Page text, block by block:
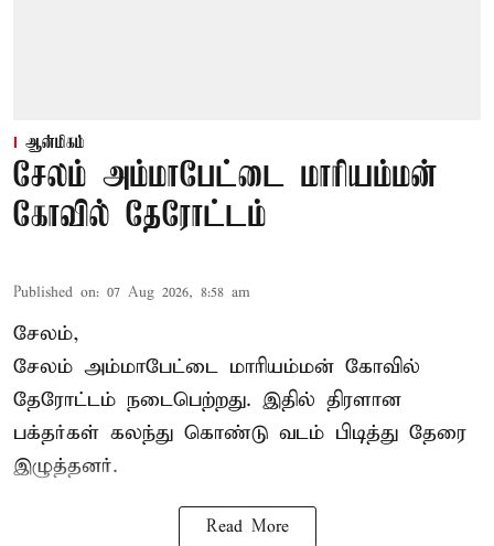
ஆன்மிகம்
சேலம் அம்மாபேட்டை மாரியம்மன்
கோவில் தேரோட்டம்
Published on: 07 Aug 2026, 8:58 am
சேலம்,
சேலம் அம்மாபேட்டை மாரியம்மன் கோவில்
தேரோட்டம் நடைபெற்றது. இதில் திரளான
பக்தர்கள் கலந்து கொண்டு வடம் பிடித்து தேரை
இழுத்தனர்.
Read More